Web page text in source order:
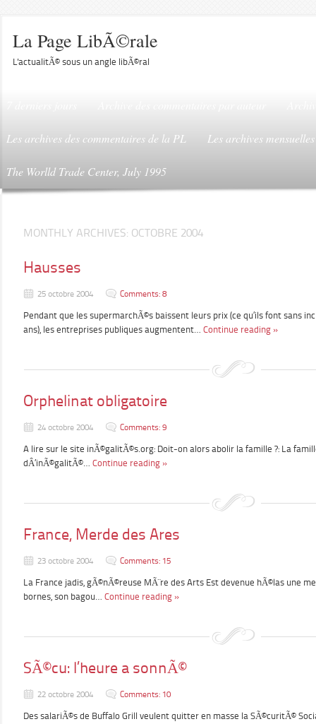
La Page LibÃ©rale
L'actualitÃ© sous un angle libÃ©ral
Les archives des commentaires de la PL Les archives
The Worlld Trade Center, July 1995
MONTHLY ARCHIVES: OCTOBRE 2004
Hausses
25 octobre 2004 Comments: 8
Pendant que les supermarchÃ©s baissent leurs prix (ce qu’ils font sans
ans), les entreprises publiques augmentent… Continue reading »
Orphelinat obligatoire
24 octobre 2004 Comments: 9
A lire sur le site inÃ©galitÃ©s.org: Doit-on alors abolir la famille ?: La
dÂ’inÃ©galitÃ©… Continue reading »
France, Merde des Ares
23 octobre 2004 Comments: 15
La France jadis, gÃ©nÃ©reuse MÃ¨re des Arts Est devenue hÃ©las une
bornes, son bagou… Continue reading »
SÃ©cu: l’heure a sonnÃ©
22 octobre 2004 Comments: 10
Des salariÃ©s de Buffalo Grill veulent quitter en masse la SÃ©curitÃ©